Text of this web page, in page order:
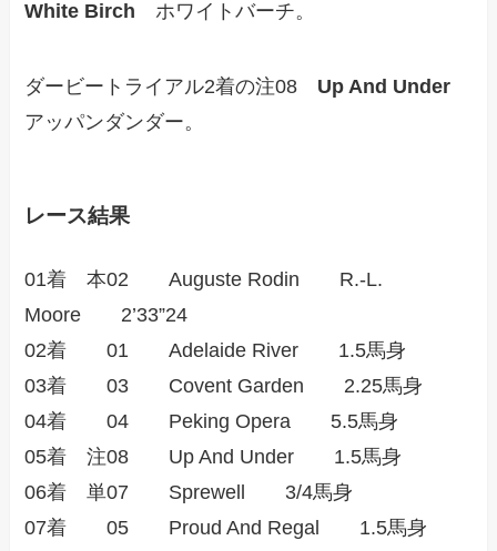
White Birch ホワイトバーチ。
ダービートライアル2着の注08 Up And Under
アッパンダンダー。
レース結果
01着 本02 Auguste Rodin R.-L.
Moore 2’33”24
02着 01 Adelaide River 1.5馬身
03着 03 Covent Garden 2.25馬身
04着 04 Peking Opera 5.5馬身
05着 注08 Up And Under 1.5馬身
06着 単07 Sprewell 3/4馬身
07着 05 Proud And Regal 1.5馬身